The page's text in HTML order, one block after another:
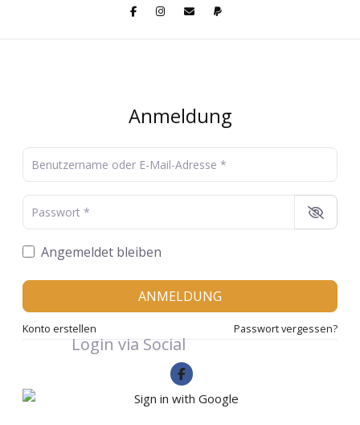
Anmeldung
Benutzername oder E-Mail-Adresse
*
Angemeldet bleiben
ANMELDUNG
Konto erstellen Passwort vergessen?
Login via Social